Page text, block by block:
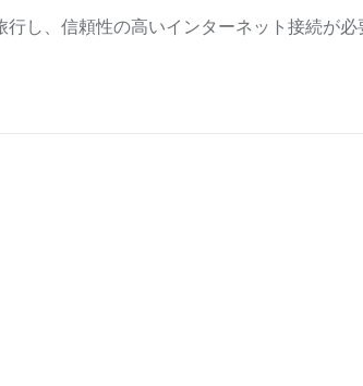
し、信頼性の高いインターネット接続が